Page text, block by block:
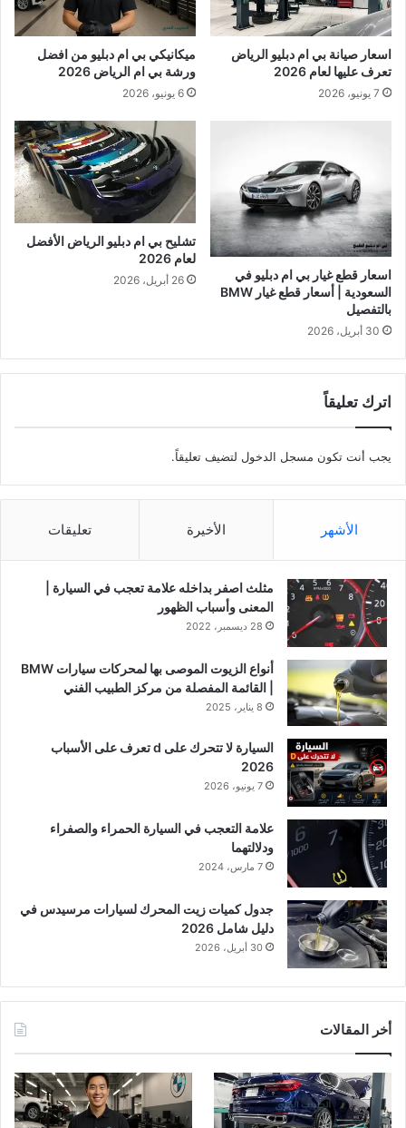
اسعار صيانة بي ام دبليو الرياض
تعرف عليها لعام 2026
7 يونيو، 2026
ميكانيكي بي ام دبليو من افضل
ورشة بي ام الرياض 2026
6 يونيو، 2026
اسعار قطع غيار بي ام دبليو في
السعودية | أسعار قطع غيار BMW
بالتفصيل
30 أبريل، 2026
تشليح بي ام دبليو الرياض الأفضل
لعام 2026
26 أبريل، 2026
اترك تعليقاً
يجب أنت تكون مسجل الدخول لتضيف تعليقاً.
الأشهر الأخيرة تعليقات
مثلث اصفر بداخله علامة تعجب في السيارة |
المعنى وأسباب الظهور
28 ديسمبر، 2022
أنواع الزيوت الموصى بها لمحركات سيارات BMW
| القائمة المفصلة من مركز الطبيب الفني
8 يناير، 2025
السيارة لا تتحرك على d تعرف على الأسباب
2026
7 يونيو، 2026
علامة التعجب في السيارة الحمراء والصفراء
ودلالتهما
7 مارس، 2024
جدول كميات زيت المحرك لسيارات مرسيدس في
دليل شامل 2026
30 أبريل، 2026
أخر المقالات